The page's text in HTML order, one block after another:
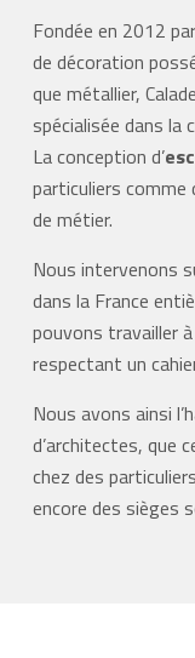
Fondée en 2012
de décoration
que métallier,
spécialisée dans
La conception d’
particuliers
de métier.
Nous intervenons
dans la France
pouvons travailler à
respectant un
Nous avons ainsi
d’architectes, que
chez des
encore des sièges